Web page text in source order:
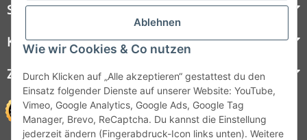
Ablehnen
Wie wir Cookies & Co nutzen
Durch Klicken auf „Alle akzeptieren“ gestattest du den
Einsatz folgender Dienste auf unserer Website: YouTube,
Vimeo, Google Analytics, Google Ads, Google Tag
Manager, Brevo, ReCaptcha. Du kannst die Einstellung
jederzeit ändern (Fingerabdruck-Icon links unten). Weitere
Steelboxx
Kundenservice
Zahlungsmöglichkeiten